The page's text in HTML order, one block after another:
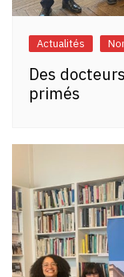
Actualités
Des
primés